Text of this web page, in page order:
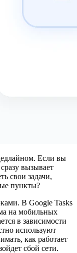
Если вы
вызывает
свои задачи,
пункты?
В Google Tasks
на мобильных
в зависимости
используют
как работает
сбой сети.